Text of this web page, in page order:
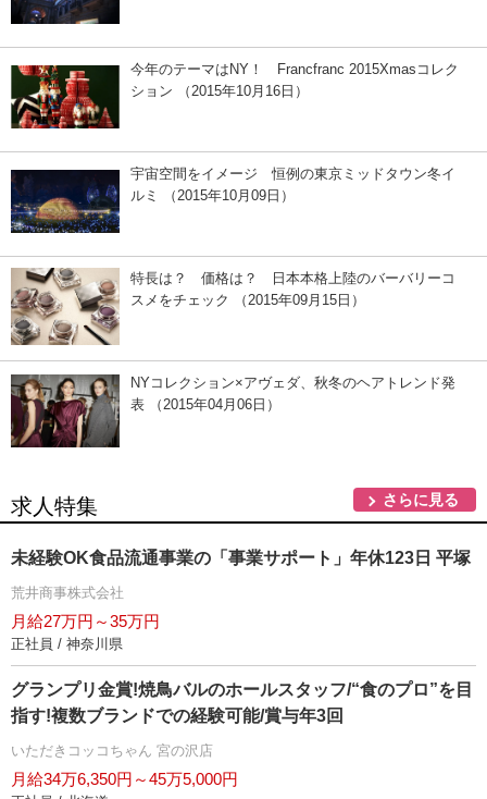
今年のテーマはNY！ Francfranc 2015Xmasコレク
ション （2015年10月16日）
宇宙空間をイメージ 恒例の東京ミッドタウン冬イ
ルミ （2015年10月09日）
特長は？ 価格は？ 日本本格上陸のバーバリーコ
スメをチェック （2015年09月15日）
NYコレクション×アヴェダ、秋冬のヘアトレンド発
表 （2015年04月06日）
求人特集 さらに見る
未経験OK食品流通事業の「事業サポート」年休123日 平塚
荒井商事株式会社
月給27万円～35万円
正社員 / 神奈川県
グランプリ金賞!焼鳥バルのホールスタッフ/“食のプロ”を目
指す!複数ブランドでの経験可能/賞与年3回
いただきコッコちゃん 宮の沢店
月給34万6,350円～45万5,000円